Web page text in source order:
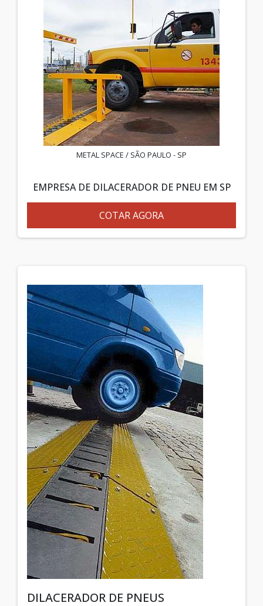
METAL SPACE / SÃO PAULO - SP
EMPRESA DE DILACERADOR DE PNEU EM SP
COTAR AGORA
DILACERADOR DE PNEUS